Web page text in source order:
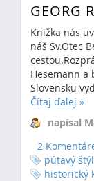
GEORG
Knižka nás
náš Sv.Otec
Hesemann a
Slovensku
Čítaj ďalej »
napísal
2
pútavý štýl
historický